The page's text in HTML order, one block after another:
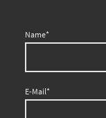
Name*
E-Mail*